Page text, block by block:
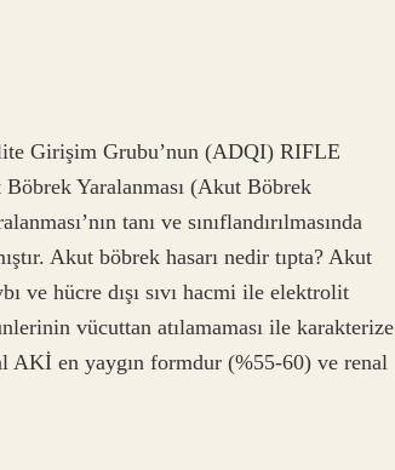
Girişim Grubu’nun (ADQI) RIFLE
Yaralanması (Akut Böbrek
tanı ve sınıflandırılmasında
Akut böbrek hasarı nedir tıpta? Akut
ve hücre dışı sıvı hacmi ile elektrolit
vücuttan atılamaması ile karakterize
AKİ en yaygın formdur (%55-60) ve renal